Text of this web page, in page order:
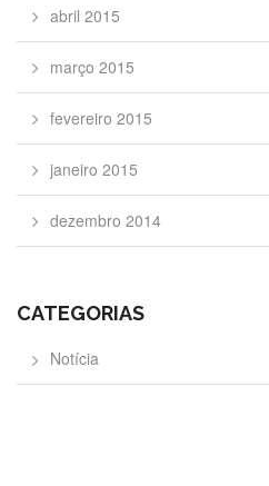
abril 2015
março 2015
fevereiro 2015
janeiro 2015
dezembro 2014
CATEGORIAS
Notícia